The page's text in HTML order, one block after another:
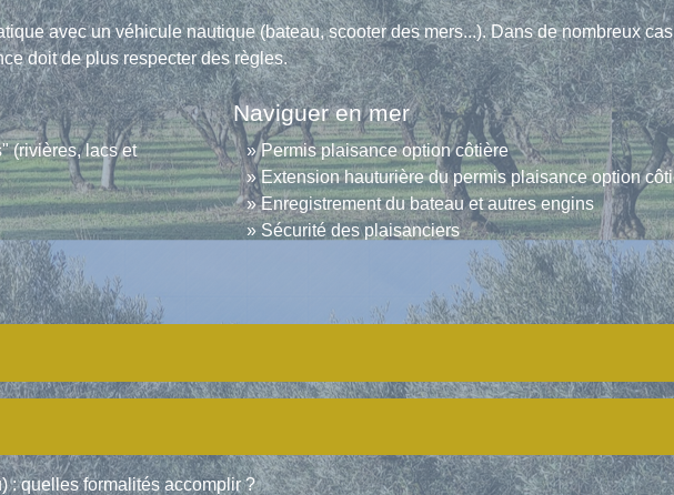
avec un véhicule nautique (bateau, scooter des mers...). Dans de nombreux
doit de plus respecter des règles.
(rivières, lacs et
Naviguer en mer
Permis plaisance option côtière
Extension hauturière du permis plaisance option
Enregistrement du bateau et autres engins
Sécurité des plaisanciers
: quelles formalités accomplir ?